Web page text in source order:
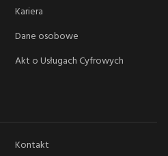
Kariera
Dane osobowe
Akt o Usługach Cyfrowych
Kontakt